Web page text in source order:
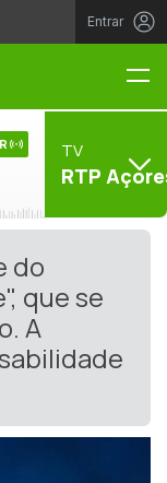
Entrar
TV
RTP
do
que se
A